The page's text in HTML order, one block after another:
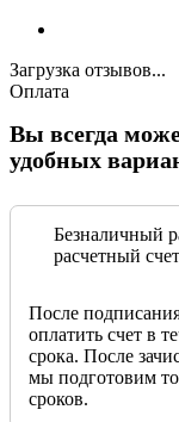
Загрузка отзывов...
Оплата
Вы всегда
удобных
Безналичный
расчетный
После
оплатить счет в
срока. После
мы подготовим
сроков.